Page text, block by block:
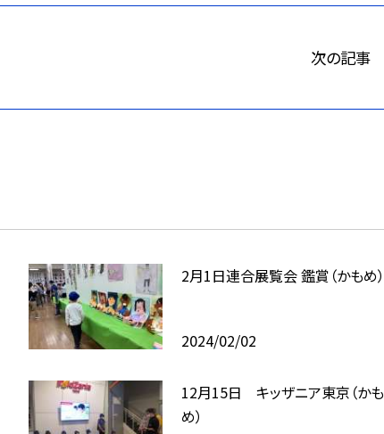
次の記事
2月1日連合展覧会 鑑賞（かもめ）
2024/02/02
12月15日 キッザニア東京（かも
め）